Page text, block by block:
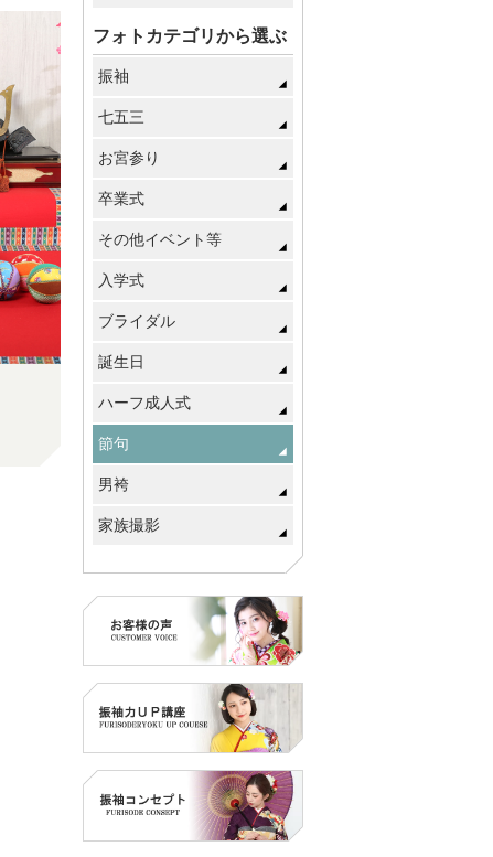
フォトカテゴリから選ぶ
振袖
七五三
お宮参り
卒業式
その他イベント等
入学式
ブライダル
誕生日
ハーフ成人式
節句
男袴
家族撮影